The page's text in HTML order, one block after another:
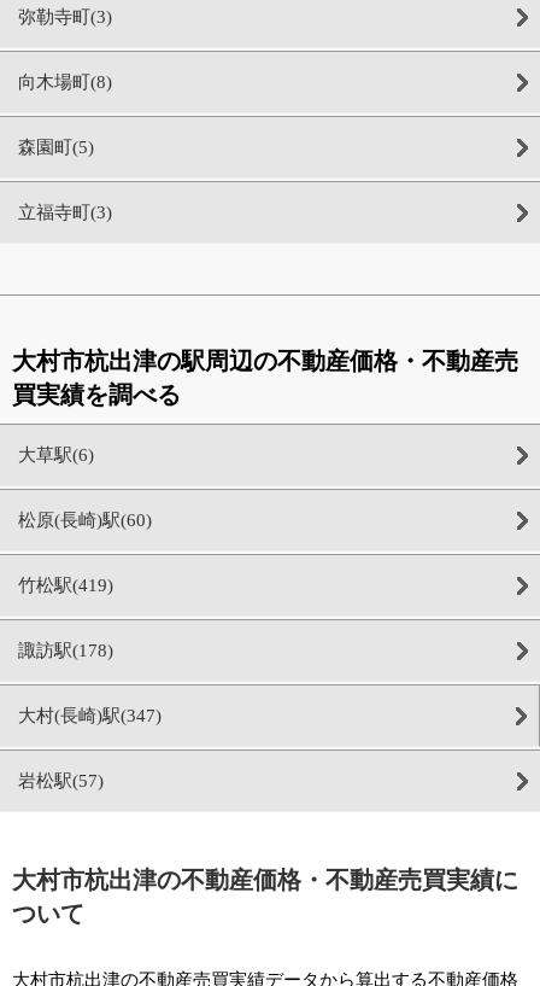
弥勒寺町(3)
向木場町(8)
森園町(5)
立福寺町(3)
大村市杭出津の駅周辺の不動産価格・不動産売
買実績を調べる
大草駅(6)
松原(長崎)駅(60)
竹松駅(419)
諏訪駅(178)
大村(長崎)駅(347)
岩松駅(57)
大村市杭出津の不動産価格・不動産売買実績に
ついて
大村市杭出津の不動産売買実績データから算出する不動産価格